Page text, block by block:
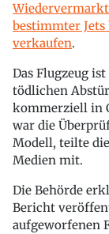
bestimmter Jets
verkaufen.
Das Flugzeug
tödlichen
kommerziell in
war die
Modell, teilte
Medien mit.
Die Behörde
Bericht
aufgeworfenen